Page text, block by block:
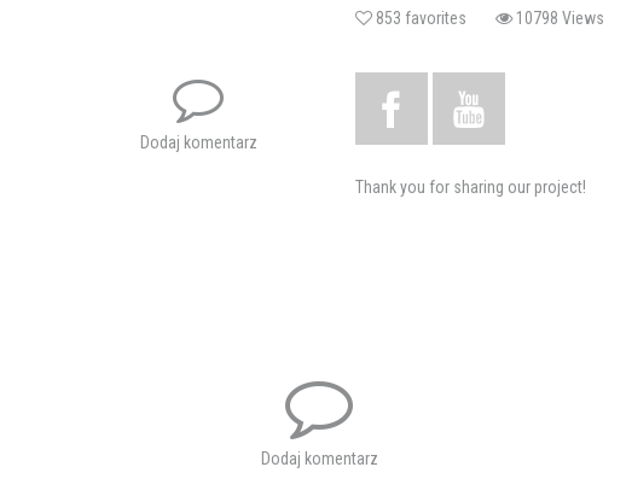
Dodaj komentarz
853 favorites 10798 Views
Thank you for sharing our project!
Dodaj komentarz